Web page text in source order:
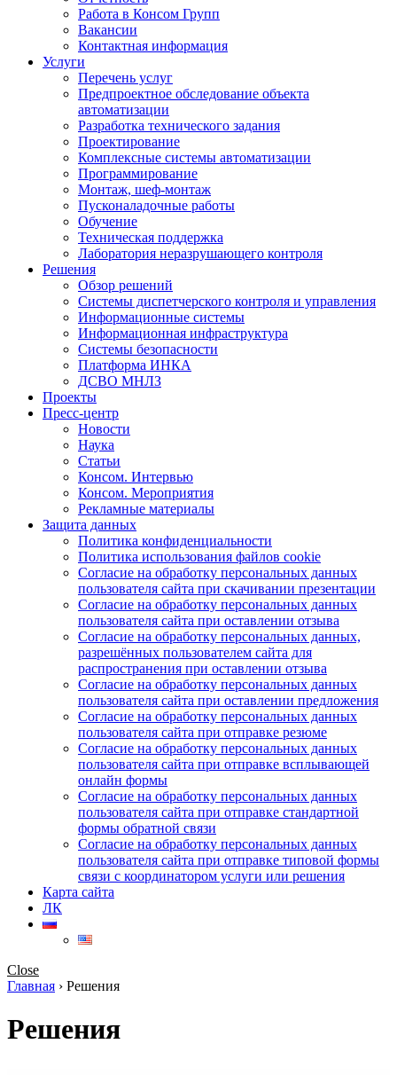
Работа в Консом Групп
Вакансии
Контактная информация
Услуги
Перечень услуг
Предпроектное обследование объекта
автоматизации
Разработка технического задания
Проектирование
Комплексные системы автоматизации
Программирование
Монтаж, шеф-монтаж
Пусконаладочные работы
Обучение
Техническая поддержка
Лаборатория неразрушающего контроля
Решения
Обзор решений
Системы диспетчерского контроля и управления
Информационные системы
Информационная инфраструктура
Системы безопасности
Платформа ИНКА
ДСВО МНЛЗ
Проекты
Пресс-центр
Новости
Наука
Статьи
Консом. Интервью
Консом. Мероприятия
Рекламные материалы
Защита данных
Политика конфиденциальности
Политика использования файлов cookie
Согласие на обработку персональных данных
пользователя сайта при скачивании презентации
Согласие на обработку персональных данных
пользователя сайта при оставлении отзыва
Согласие на обработку персональных данных,
разрешённых пользователем сайта для
распространения при оставлении отзыва
Согласие на обработку персональных данных
пользователя сайта при оставлении предложения
Согласие на обработку персональных данных
пользователя сайта при отправке резюме
Согласие на обработку персональных данных
пользователя сайта при отправке всплывающей
онлайн формы
Согласие на обработку персональных данных
пользователя сайта при отправке стандартной
формы обратной связи
Согласие на обработку персональных данных
пользователя сайта при отправке типовой формы
связи с координатором услуги или решения
Карта сайта
ЛК
Close
Главная › Решения
Решения